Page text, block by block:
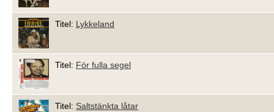
Titel: Lykkeland
Titel: För fulla segel
Titel: Saltstänkta låtar